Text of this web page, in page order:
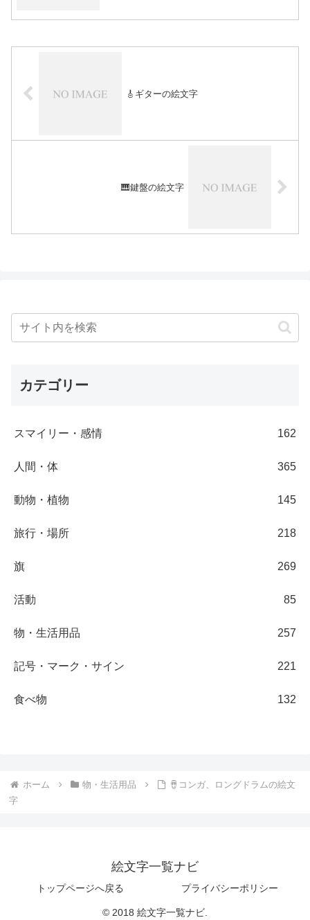
🎸ギターの絵文字
🎹鍵盤の絵文字
カテゴリー
スマイリー・感情 162
人間・体 365
動物・植物 145
旅行・場所 218
旗 269
活動 85
物・生活用品 257
記号・マーク・サイン 221
食べ物 132
ホーム 物・生活用品
🪘コンガ、ロングドラムの絵文
字
絵文字一覧ナビ
トップページへ戻る プライバシーポリシー
© 2018 絵文字一覧ナビ.